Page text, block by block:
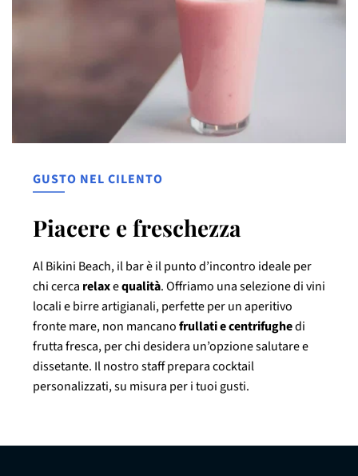
GUSTO NEL CILENTO
Piacere e freschezza
Al Bikini Beach, il bar è il punto d’incontro ideale per
chi cerca relaxequalità. Offriamo una selezione di vini
locali e birre artigianali, perfette per un aperitivo
fronte mare, non mancanofrullati e centrifughedi
frutta fresca, per chi desidera un’opzione salutare e
dissetante. Il nostro staff prepara cocktail
personalizzati, su misura per i tuoi gusti.